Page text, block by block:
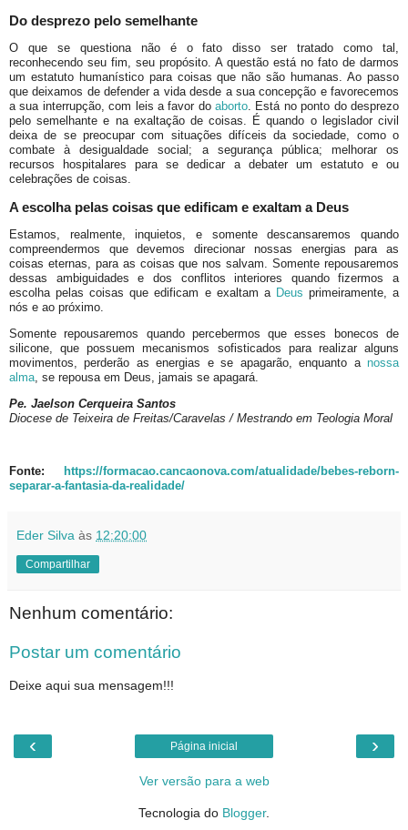
Do desprezo pelo semelhante
O que se questiona não é o fato disso ser tratado como tal,
reconhecendo seu fim, seu propósito. A questão está no fato de darmos
um estatuto humanístico para coisas que não são humanas. Ao passo
que deixamos de defender a vida desde a sua concepção e favorecemos
a sua interrupção, com leis a favor doaborto . Está no ponto do desprezo
pelo semelhante e na exaltação de coisas. É quando o legislador civil
deixa de se preocupar com situações difíceis da sociedade, como o
combate à desigualdade social; a segurança pública; melhorar os
recursos hospitalares para se dedicar a debater um estatuto e ou
celebrações de coisas.
A escolha pelas coisas que edificam e exaltam a Deus
Estamos, realmente, inquietos, e somente descansaremos quando
compreendermos que devemos direcionar nossas energias para as
coisas eternas, para as coisas que nos salvam. Somente repousaremos
dessas ambiguidades e dos conflitos interiores quando fizermos a
escolha pelas coisas que edificam e exaltam a Deus primeiramente, a
nós e ao próximo.
Somente repousaremos quando percebermos que esses bonecos de
silicone, que possuem mecanismos sofisticados para realizar alguns
movimentos, perderão as energias e se apagarão, enquanto a nossa
alma , se repousa em Deus, jamais se apagará.
Pe. Jaelson Cerqueira Santos
Diocese de Teixeira de Freitas/Caravelas / Mestrando em Teologia Moral
Fonte:
https://formacao.cancaonova.com/atualidade/bebes-reborn-
separar-a-fantasia-da-realidade/
Eder Silva às 12:20:00
Compartilhar
Nenhum comentário:
Postar um comentário
Deixe aqui sua mensagem!!!
‹ ›
Página inicial
Ver versão para a web
Tecnologia do Blogger.